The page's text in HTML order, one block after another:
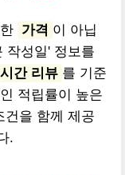
가격 이 아닙
작성일' 정보를
간 리뷰 를 기준
적립률이 높은
건을 함께 제공
.